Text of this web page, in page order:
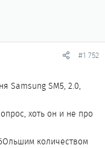
#1 752
Samsung SM5, 2.0,
хоть он и не про
количеством